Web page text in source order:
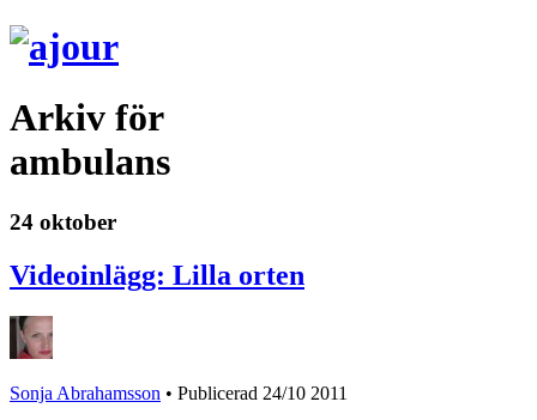
Arkiv för
ambulans
24 oktober
Videoinlägg: Lilla orten
Sonja Abrahamsson • Publicerad 24/10 2011